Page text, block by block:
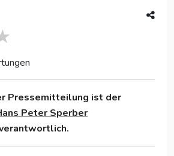
Pressemitteilung ist der
Peter Sperber